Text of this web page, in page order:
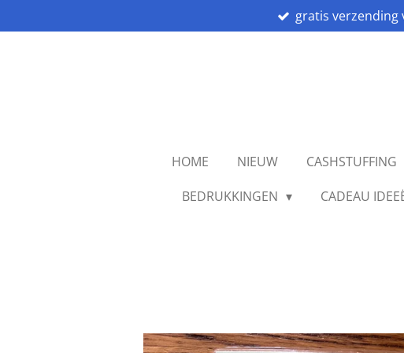
direct
gratis verzending
HOME NIEUW CASHSTUFFING
BEDRUKKINGEN
CADEAU